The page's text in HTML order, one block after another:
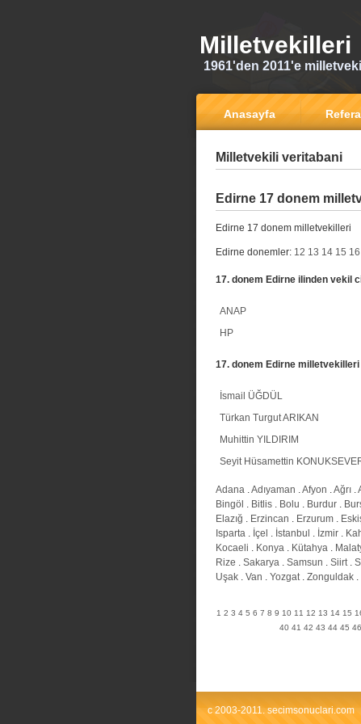
Milletvekilleri
1961'den 2011'e
Anasayfa
Milletvekili veritabani
Edirne 17 donem
Edirne 17 donem milletvekilleri
Edirne donemler: 12 13 14 15 16
17. donem Edirne ilinden vekil
ANAP
HP
17. donem Edirne milletvekilleri
İsmail ÜĞDÜL
Türkan Turgut ARIKAN
Muhittin YILDIRIM
Seyit Hüsamettin
Adana .Adıyaman .Afyon .Ağrı .
Bingöl . Bitlis . Bolu . Burdur .
Elazığ . Erzincan . Erzurum .
Isparta . İçel . İstanbul . İzmir .
Kocaeli . Konya . Kütahya .
Rize . Sakarya . Samsun . Siirt.
Uşak . Van . Yozgat. Zonguldak .
1 2 3 4 5 6 7 8 9 10 11 12 13 14 15
40 41 42 43 44 45 46
c 2003-2011. secimsonuclari.com